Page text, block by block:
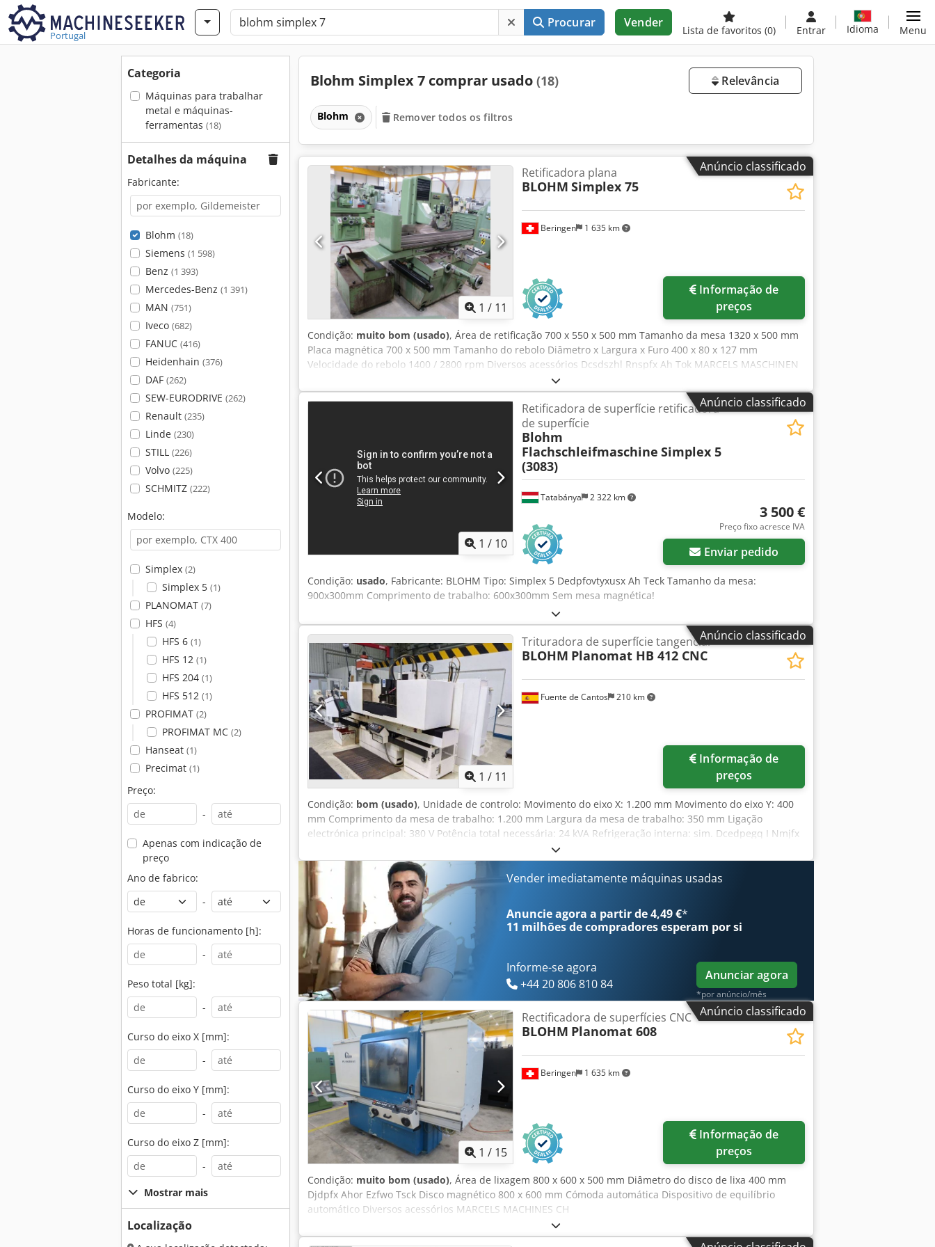
Portugal
Procurar Vender
Lista de favoritos (0) Entrar Idioma Menu
Categoria
Máquinas para trabalhar
metal e máquinas-
ferramentas (18)
Detalhes da máquina
Fabricante:
Blohm (18)
Siemens (1 598)
Benz (1 393)
Mercedes-Benz (1 391)
MAN (751)
Iveco (682)
FANUC (416)
Heidenhain (376)
DAF (262)
SEW-EURODRIVE (262)
Renault (235)
Linde (230)
STILL (226)
Volvo (225)
SCHMITZ (222)
Modelo:
Simplex (2)
Simplex 5 (1)
PLANOMAT (7)
HFS (4)
HFS 6 (1)
HFS 12 (1)
HFS 204 (1)
HFS 512 (1)
PROFIMAT (2)
PROFIMAT MC (2)
Hanseat (1)
Precimat (1)
Preço:
-
Apenas com indicação de
preço
Ano de fabrico:
-
Horas de funcionamento [h]:
-
Peso total [kg]:
-
Curso do eixo X [mm]:
-
Curso do eixo Y [mm]:
-
Curso do eixo Z [mm]:
-
Mostrar mais
Localização
Blohm Simplex 7 comprar usado (18) Relevância
Blohm Remover todos os filtros
Anúncio classificado
1 / 11
Beringen 1 635 km
Retificadora plana
BLOHM Simplex 75
preços
Condição: muito bom (usado), Área de retificação 700 x 550 x 500 mm Tamanho da mesa 1320 x 500 mm
Placa magnética 700 x 500 mm Tamanho do rebolo Diâmetro x Largura x Furo 400 x 80 x 127 mm
Velocidade do rebolo 1400 / 2800 rpm Diversos acessórios Dcsdszhl Rnspfx Ah Tok MARCELS MASCHINEN
Anúncio classificado
1 / 10
Tatabánya 2 322 km
Retificadora de superfície retificadora
de superfície
Blohm
Flachschleifmaschine Simplex 5
(3083)
3 500 €
Preço fixo acresce IVA
Enviar pedido
Condição: usado, Fabricante: BLOHM Tipo: Simplex 5 Dedpfovtyxusx Ah Teck Tamanho da mesa:
900x300mm Comprimento de trabalho: 600x300mm Sem mesa magnética!
Anúncio classificado
1 / 11
Fuente de Cantos 210 km
Trituradora de superfície tangencial
BLOHM Planomat HB 412 CNC
preços
Condição: bom (usado), Unidade de controlo: Movimento do eixo X: 1.200 mm Movimento do eixo Y: 400
mm Comprimento da mesa de trabalho: 1.200 mm Largura da mesa de trabalho: 350 mm Ligação
electrónica principal: 380 V Potência total necessária: 24 kVA Refrigeração interna: sim. Dcedpegq I Nmjfx
Ah Tsk Largura: 4.500 mm Profundidade: 2.000 mm Altura: 2.200 mm Peso: 4.500 kg
Vender imediatamente máquinas usadas
Anuncie agora a partir de 4,49 €*
11 milhões de compradoresesperam por si
Informe-se agora
+44 20 806 810 84
Anunciar agora
*por anúncio/mês
Anúncio classificado
1 / 15
Beringen 1 635 km
Rectificadora de superfícies CNC
BLOHM Planomat 608
preços
Condição: muito bom (usado), Área de lixagem 800 x 600 x 500 mm Diâmetro do disco de lixa 400 mm
Djdpfx Ahor Ezfwo Tsck Disco magnético 800 x 600 mm Cómoda automática Dispositivo de equilíbrio
automático Diversos acessórios MARCELS MACHINES CH